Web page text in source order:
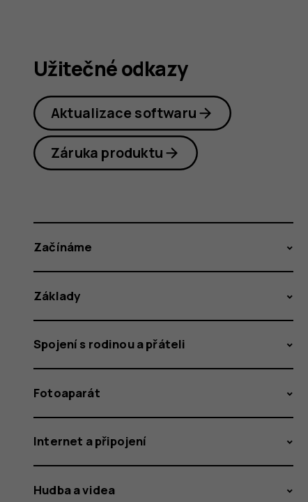
Užitečné odkazy
Aktualizace softwaru
Záruka produktu
Začínáme
Základy
Spojení s rodinou a přáteli
Fotoaparát
Internet a připojení
Hudba a videa